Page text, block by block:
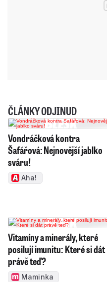
ČLÁNKY ODJINUD
Vondráčková kontra
Šafářová: Nejnovější jablko
sváru!
Aha!
Vitamíny a minerály, které
posilují imunitu: Které si dát
právě teď?
Maminka